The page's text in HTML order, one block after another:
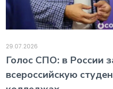
29.07.2026
️Голос СПО: в России
всероссийскую